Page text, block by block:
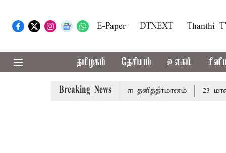
E-Paper DTNEXT Thanthi
தமிழகம் தேசியம் உலகம்
Breaking News
வாழ்த்து: சட்டமன்றத்தில் நாளை தனித்தீர்மானம் 23